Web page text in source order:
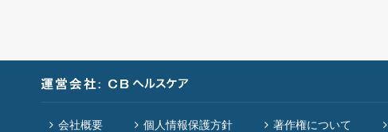
会社概要 個人情報保護方針 著作権について